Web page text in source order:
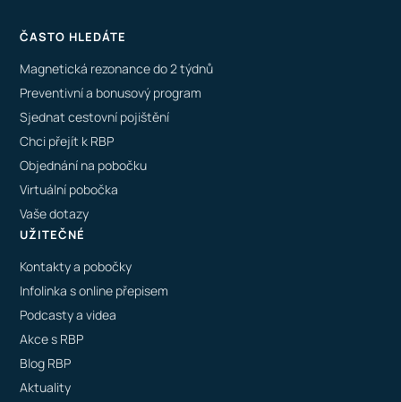
ČASTO HLEDÁTE
Magnetická rezonance do 2 týdnů
Preventivní a bonusový program
Sjednat cestovní pojištění
Chci přejít k RBP
Objednání na pobočku
Virtuální pobočka
Vaše dotazy
UŽITEČNÉ
Kontakty a pobočky
Infolinka s online přepisem
Podcasty a videa
Akce s RBP
Blog RBP
Aktuality